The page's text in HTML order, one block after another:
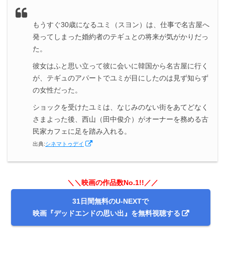
もうすぐ30歳になるユミ（スヨン）は、仕事で名古屋へ
発ってしまった婚約者のテギュとの将来が気がかりだっ
た。
彼女はふと思い立って彼に会いに韓国から名古屋に行く
が、テギュのアパートでユミが目にしたのは見ず知らず
の女性だった。
ショックを受けたユミは、なじみのない街をあてどなく
さまよった後、西山（田中俊介）がオーナーを務める古
民家カフェに足を踏み入れる。
出典:シネマトゥデイ
＼＼映画の作品数No.1!!／／
31日間無料のU-NEXTで
映画『デッドエンドの思い出』を無料視聴する